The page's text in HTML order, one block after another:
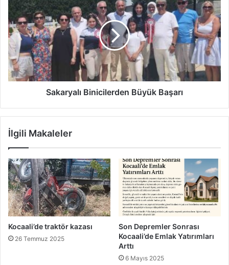
Binicilerden
Büyük
Başarı
Sakaryalı Binicilerden Büyük Başarı
İlgili Makaleler
Kocaali’de traktör kazası
26 Temmuz 2025
Son Depremler Sonrası
Kocaali’de Emlak Yatırımları
Arttı
6 Mayıs 2025